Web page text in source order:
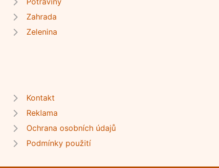
Zahrada
Zelenina
Kontakt
Reklama
Ochrana osobních údajů
Podmínky použití